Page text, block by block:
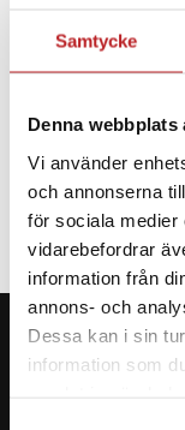
Samtycke
Denna webbplats
Vi använder
och annonserna
för sociala medier
vidarebefordrar
information från
annons- och
Dessa kan i sin
information som